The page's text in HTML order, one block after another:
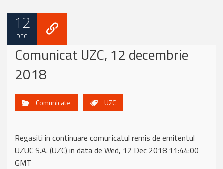
12
DEC.
Comunicat UZC, 12 decembrie
2018
Comunicate UZC
Regasiti in continuare comunicatul remis de emitentul
UZUC S.A. (UZC) in data de Wed, 12 Dec 2018 11:44:00
GMT